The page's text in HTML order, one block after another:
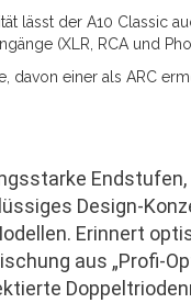
lässt der A10 Classic
(XLR, RCA und
davon einer als ARC
Design-
Erinnert
aus „Profi-